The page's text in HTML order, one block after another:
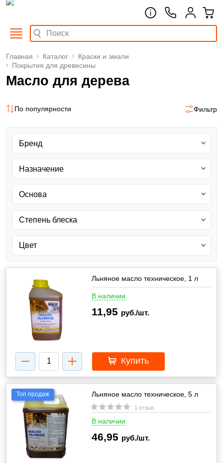
Главная Каталог
Краски и эмали
Покрытия для древесины
Масло для дерева
По популярности Фильтр
Льняное масло техническое, 1 л
В наличии
11,95 руб./шт.
Купить
Топ продаж Льняное масло техническое, 5 л
1 отзыв
В наличии
46,95 руб./шт.